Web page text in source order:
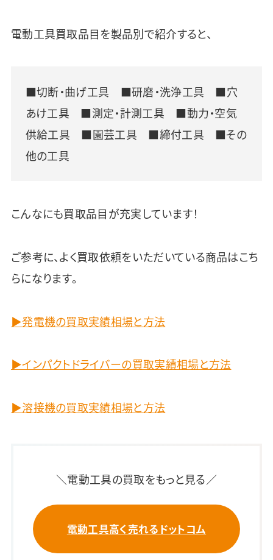
電動工具買取品目を製品別で紹介すると、
■切断・曲げ工具 ■研磨・洗浄工具 ■穴
あけ工具 ■測定・計測工具 ■動力・空気
供給工具 ■園芸工具 ■締付工具 ■その
他の工具
こんなにも買取品目が充実しています！
ご参考に、よく買取依頼をいただいている商品はこち
らになります。
▶発電機の買取実績相場と方法
▶インパクトドライバーの買取実績相場と方法
▶溶接機の買取実績相場と方法
＼電動工具の買取をもっと見る／
電動工具高く売れるドットコム